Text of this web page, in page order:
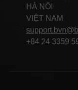
HÀ NỘI
VIỆT NAM
+84 24 3359